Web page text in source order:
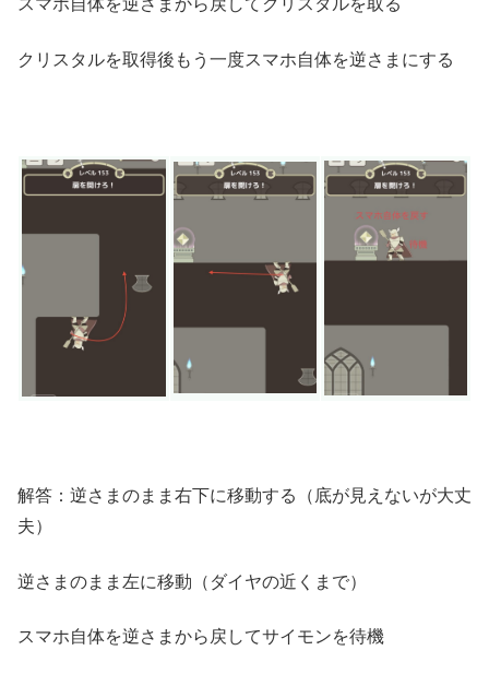
スマホ自体を逆さまから戻してクリスタルを取る
クリスタルを取得後もう一度スマホ自体を逆さまにする
解答：逆さまのまま右下に移動する（底が見えないが大丈
夫）
逆さまのまま左に移動（ダイヤの近くまで）
スマホ自体を逆さまから戻してサイモンを待機